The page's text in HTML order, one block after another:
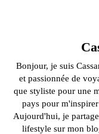
Bonjour, je suis
et passionnée de
que styliste pour une
pays pour
Aujourd'hui, je
lifestyle sur mon